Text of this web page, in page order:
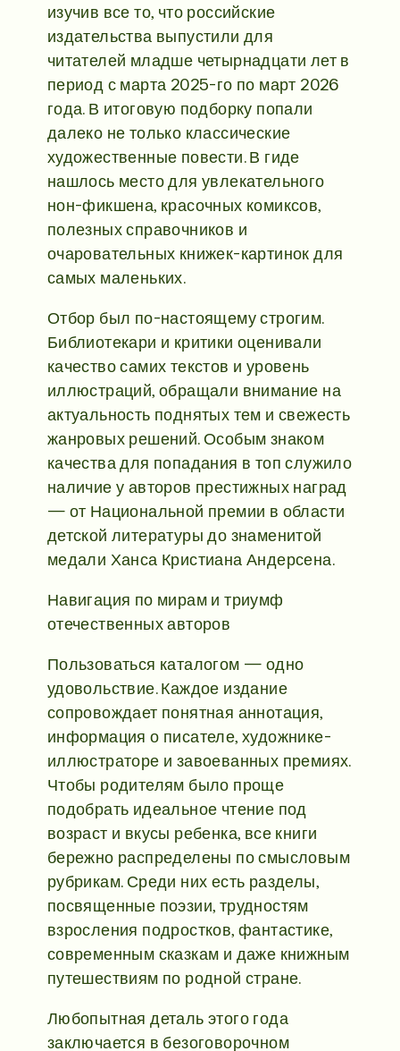
изучив все то, что российские
издательства выпустили для
читателей младше четырнадцати лет в
период с марта 2025-го по март 2026
года. В итоговую подборку попали
далеко не только классические
художественные повести. В гиде
нашлось место для увлекательного
нон-фикшена, красочных комиксов,
полезных справочников и
очаровательных книжек-картинок для
самых маленьких.
Отбор был по-настоящему строгим.
Библиотекари и критики оценивали
качество самих текстов и уровень
иллюстраций, обращали внимание на
актуальность поднятых тем и свежесть
жанровых решений. Особым знаком
качества для попадания в топ служило
наличие у авторов престижных наград
— от Национальной премии в области
детской литературы до знаменитой
медали Ханса Кристиана Андерсена.
Навигация по мирам и триумф
отечественных авторов
Пользоваться каталогом — одно
удовольствие. Каждое издание
сопровождает понятная аннотация,
информация о писателе, художнике-
иллюстраторе и завоеванных премиях.
Чтобы родителям было проще
подобрать идеальное чтение под
возраст и вкусы ребенка, все книги
бережно распределены по смысловым
рубрикам. Среди них есть разделы,
посвященные поэзии, трудностям
взросления подростков, фантастике,
современным сказкам и даже книжным
путешествиям по родной стране.
Любопытная деталь этого года
заключается в безоговорочном